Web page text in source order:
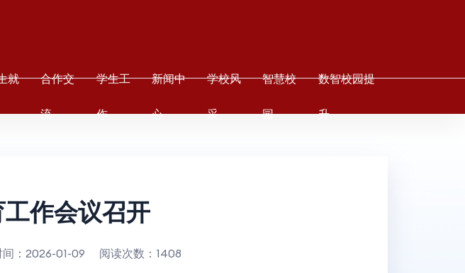
就 合作交
流
学生工
作
新闻中
心
学校风
采
智慧校
园
数智校园提
升
作会议召开
： 2026-01-09 阅读次数： 1408